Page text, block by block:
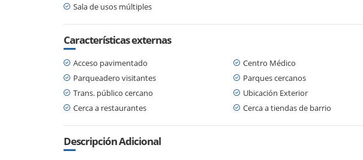
Sala de usos múltiples
Características externas
Acceso pavimentado Centro Médico
Parqueadero visitantes
Parques cercanos
Trans. público cercano
Ubicación Exterior
Cerca a restaurantes
Cerca a tiendas de barrio
Descripción Adicional